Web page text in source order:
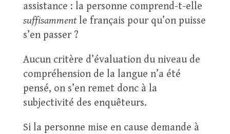
assistance : la personne comprend-t-elle
suffisammentle français pour qu’on puisse
s’en passer ?
Aucun critère d’évaluation du niveau de
compréhension de la langue n’a été
pensé, on s’en remet donc à la
subjectivité des enquêteurs.
Si la personne mise en cause demande à